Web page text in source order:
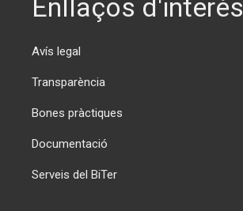
Enllaços d'interès
Avís legal
Transparència
Bones pràctiques
Documentació
Serveis del BiTer